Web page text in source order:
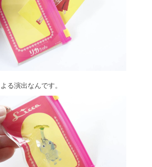
る演出なんです。